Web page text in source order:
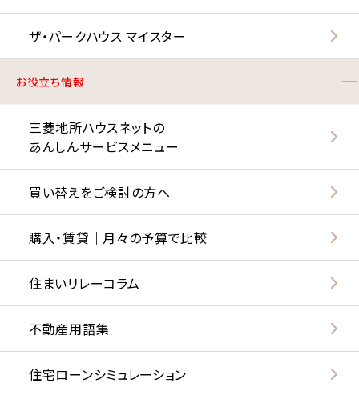
ザ・パークハウス マイスター
お役立ち情報
三菱地所ハウスネットの
あんしんサービスメニュー
買い替えをご検討の方へ
購入・賃貸｜月々の予算で比較
住まいリレーコラム
不動産用語集
住宅ローンシミュレーション